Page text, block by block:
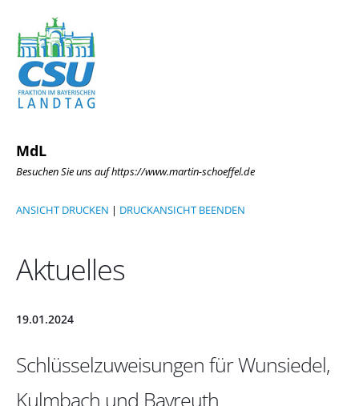
MdL
Besuchen Sie uns auf https://www.martin-schoeffel.de
ANSICHT DRUCKEN | DRUCKANSICHT BEENDEN
Aktuelles
19.01.2024
Schlüsselzuweisungen für Wunsiedel,
Kulmbach und Bayreuth